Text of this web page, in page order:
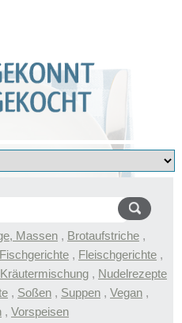
Massen , Brotaufstriche ,
Fischgerichte , Fleischgerichte ,
Kräutermischung , Nudelrezepte
, Soßen , Suppen , Vegan ,
, Vorspeisen